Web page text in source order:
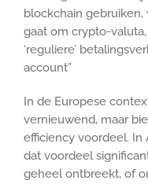
blockchain
gaat om crypto-
‘reguliere’
account”
In de Europese
vernieuwend, maar
efficiency voordeel. In
dat voordeel
geheel ontbreekt, of